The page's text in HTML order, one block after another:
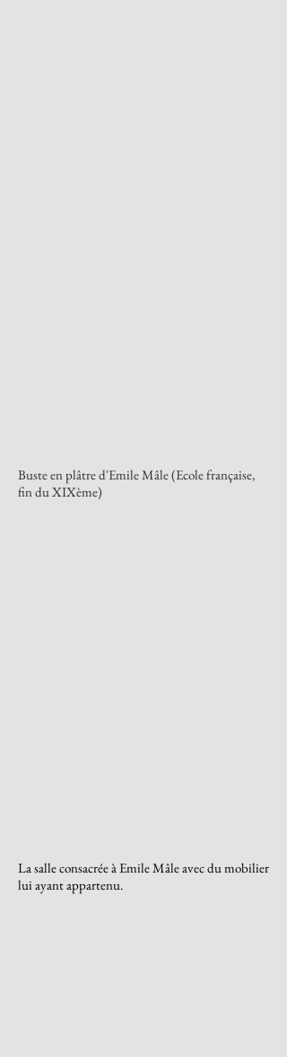
Buste en plâtre d'Emile Mâle (Ecole française,
fin du XIXème)
La salle consacrée à Emile Mâle avec du mobilier
lui ayant appartenu.